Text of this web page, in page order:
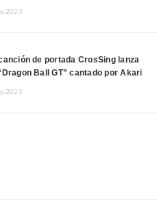
de portada CrosSing lanza
Ball GT” cantado por Akari